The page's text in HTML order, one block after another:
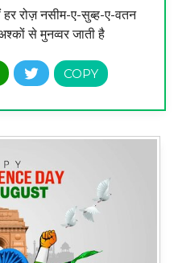
रोज़ नसीम-ए-सुब्ह-ए-वतन
से मुनव्वर जाती है